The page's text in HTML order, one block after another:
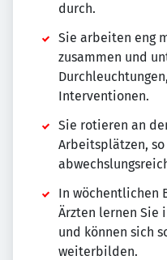
durch.
Sie arbeiten eng
zusammen und
Interventionen.
Sie rotieren an
Arbeitsplätzen,
In wöchentlichen
Ärzten lernen Sie
und können sich
weiterbilden.